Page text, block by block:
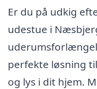
Er du på udkig
udestue i
perfekte løsning
og lys i dit hjem.